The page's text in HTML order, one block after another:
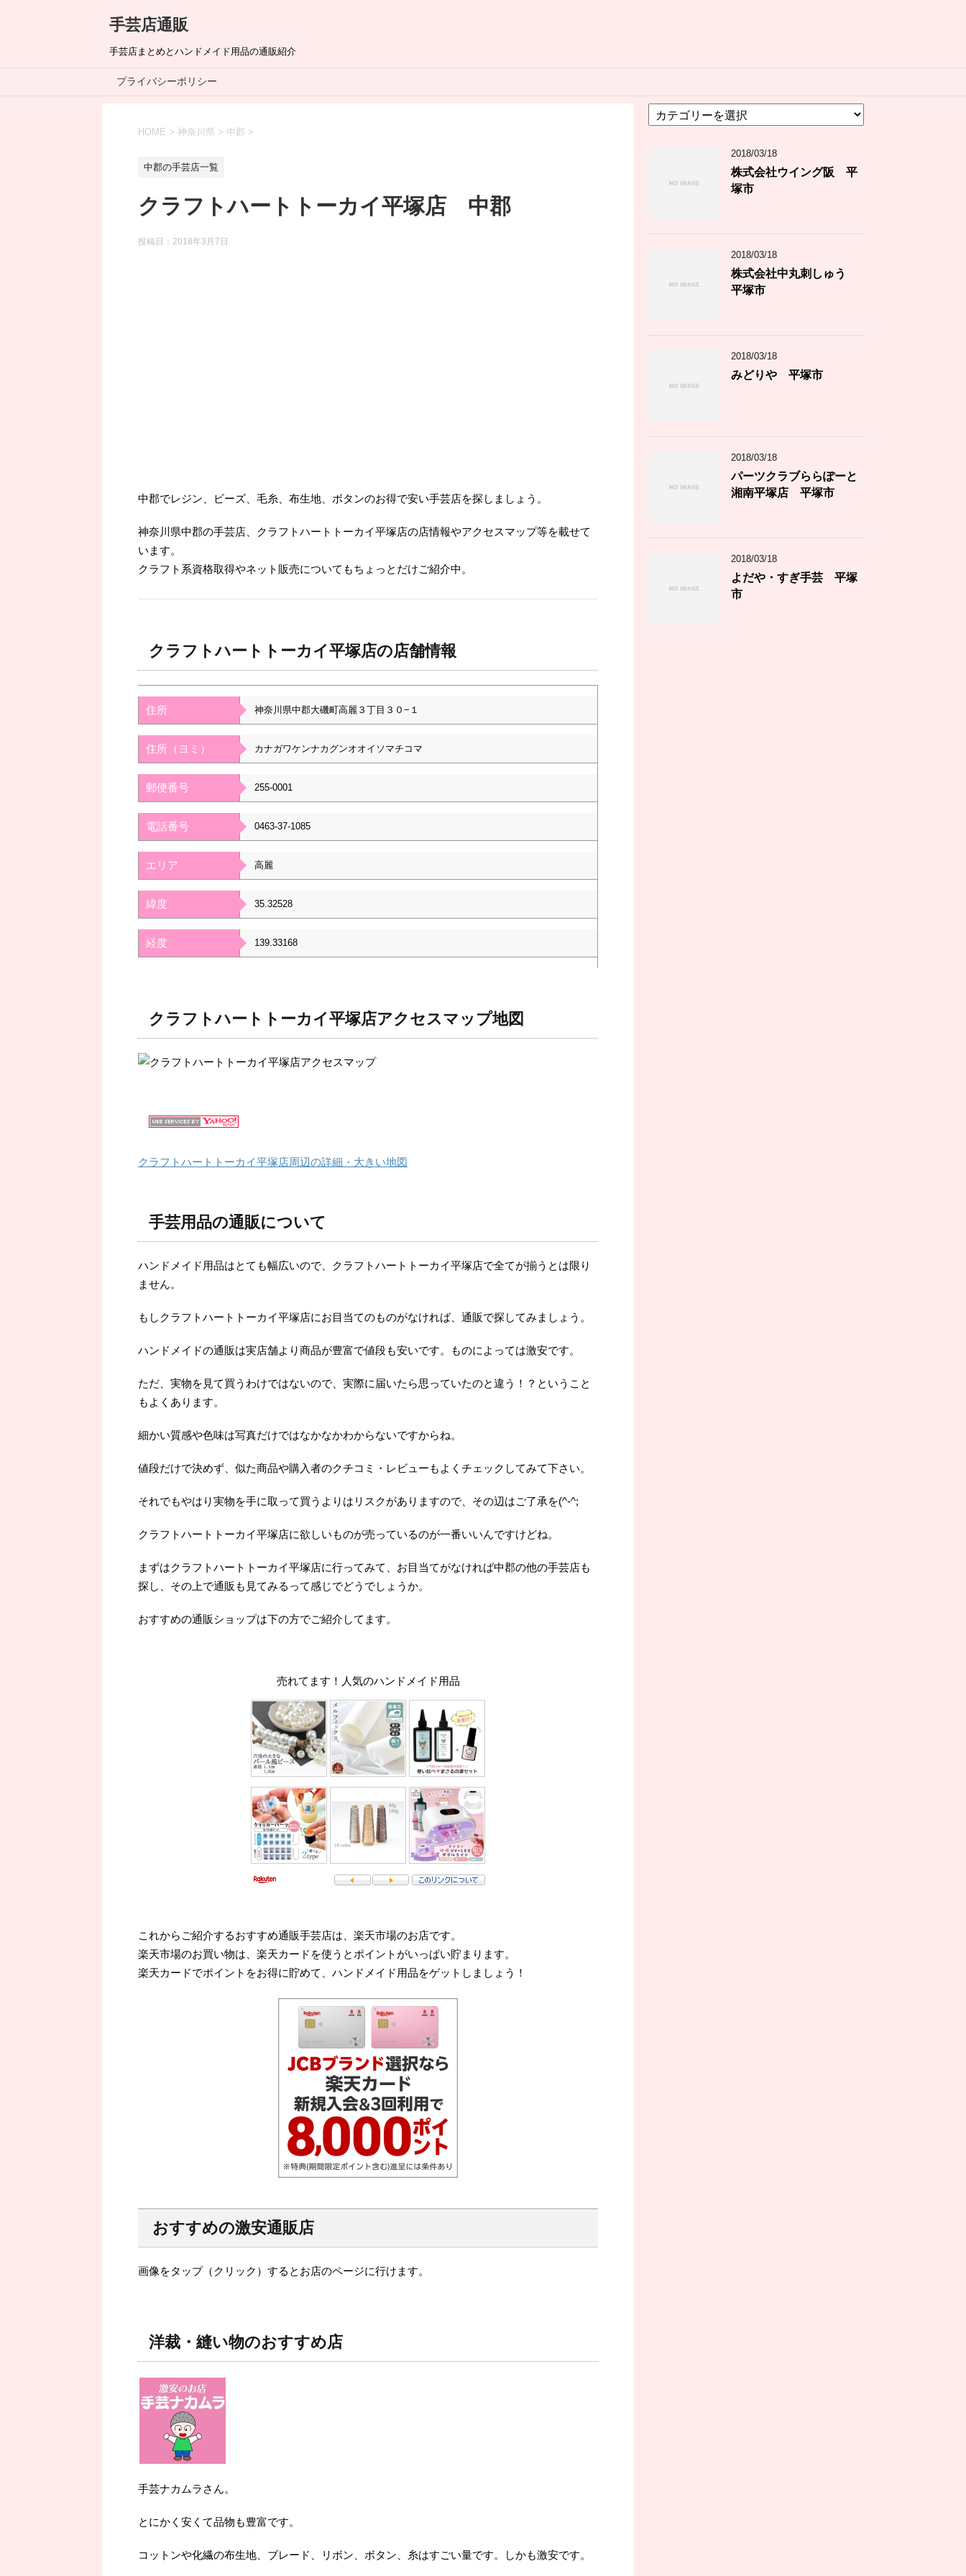
手芸店通販
手芸店まとめとハンドメイド用品の通販紹介
プライバシーポリシー
HOME > 神奈川県 > 中郡 >
中郡の手芸店一覧
クラフトハートトーカイ平塚店 中郡
投稿日： 2018年3月7日
中郡でレジン、ビーズ、毛糸、布生地、ボタンのお得で安い手芸店を探しましょう。
神奈川県中郡の手芸店、クラフトハートトーカイ平塚店の店情報やアクセスマップ等を載せて
います。
クラフト系資格取得やネット販売についてもちょっとだけご紹介中。
クラフトハートトーカイ平塚店の店舗情報
住所 神奈川県中郡大磯町高麗３丁目３０−１
住所（ヨミ） カナガワケンナカグンオオイソマチコマ
郵便番号 255-0001
電話番号 0463-37-1085
エリア 高麗
緯度 35.32528
経度 139.33168
クラフトハートトーカイ平塚店アクセスマップ地図
クラフトハートトーカイ平塚店周辺の詳細・大きい地図
手芸用品の通販について
ハンドメイド用品はとても幅広いので、クラフトハートトーカイ平塚店で全てが揃うとは限り
ません。
もしクラフトハートトーカイ平塚店にお目当てのものがなければ、通販で探してみましょう。
ハンドメイドの通販は実店舗より商品が豊富で値段も安いです。ものによっては激安です。
ただ、実物を見て買うわけではないので、実際に届いたら思っていたのと違う！？ということ
もよくあります。
細かい質感や色味は写真だけではなかなかわからないですからね。
値段だけで決めず、似た商品や購入者のクチコミ・レビューもよくチェックしてみて下さい。
それでもやはり実物を手に取って買うよりはリスクがありますので、その辺はご了承を(^-^;
クラフトハートトーカイ平塚店に欲しいものが売っているのが一番いいんですけどね。
まずはクラフトハートトーカイ平塚店に行ってみて、お目当てがなければ中郡の他の手芸店も
探し、その上で通販も見てみるって感じでどうでしょうか。
おすすめの通販ショップは下の方でご紹介してます。
売れてます！人気のハンドメイド用品
これからご紹介するおすすめ通販手芸店は、楽天市場のお店です。
楽天市場のお買い物は、楽天カードを使うとポイントがいっぱい貯まります。
楽天カードでポイントをお得に貯めて、ハンドメイド用品をゲットしましょう！
おすすめの激安通販店
画像をタップ（クリック）するとお店のページに行けます。
洋裁・縫い物のおすすめ店
手芸ナカムラさん。
とにかく安くて品物も豊富です。
コットンや化繊の布生地、ブレード、リボン、ボタン、糸はすごい量です。しかも激安です。
テ
2018/03/18
株式会社ウイング阪 平
塚市
2018/03/18
株式会社中丸刺しゅう
平塚市
2018/03/18
みどりや 平塚市
2018/03/18
パーツクラブららぽーと
湘南平塚店 平塚市
2018/03/18
よだや・すぎ手芸 平塚
市